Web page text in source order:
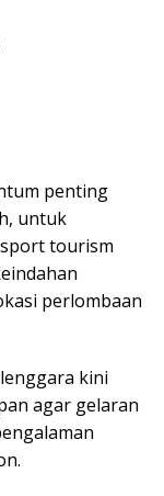
penting
untuk
tourism
perlombaan
kini
agar gelaran